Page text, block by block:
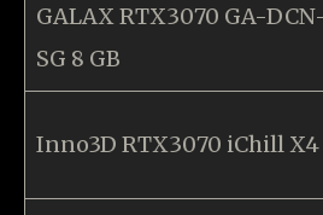
GALAX RTX3070 GA-
SG 8 GB
Inno3D RTX3070 iChill X4